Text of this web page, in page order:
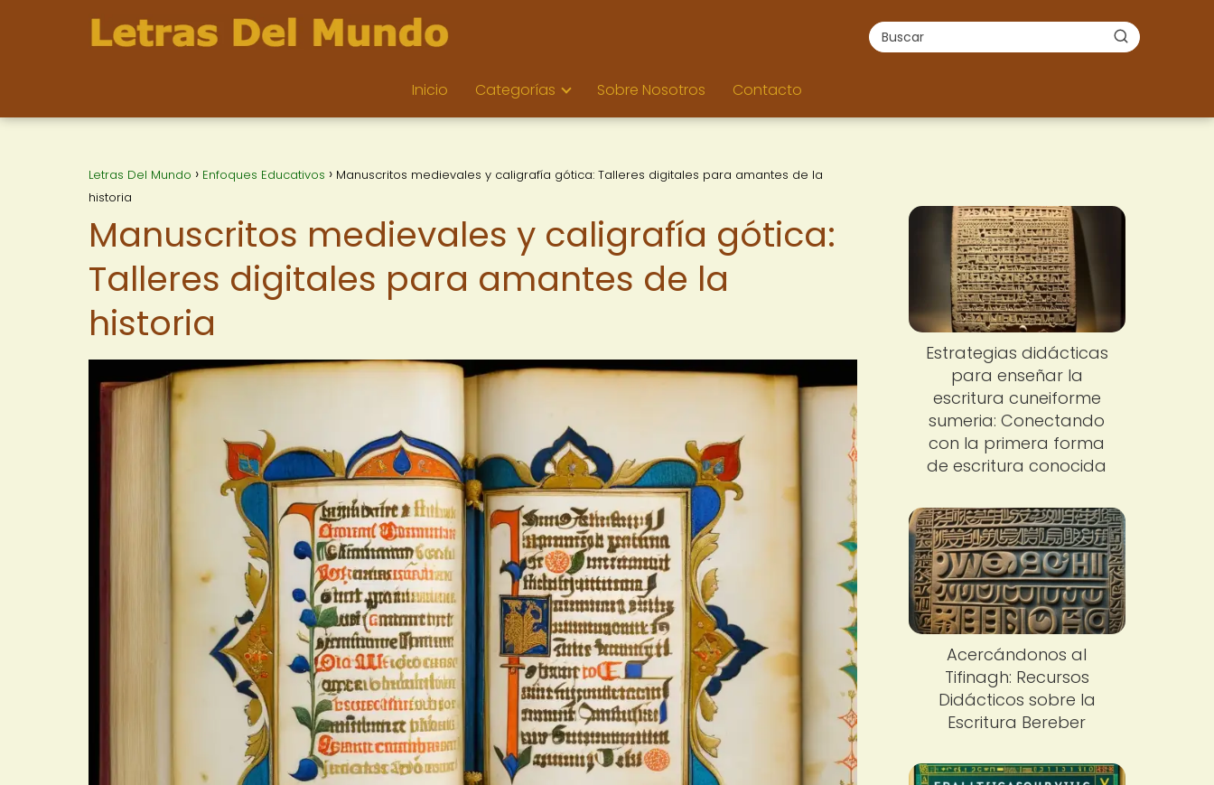
Inicio Categorías Sobre Nosotros Contacto
Letras Del Mundo Enfoques Educativos
Manuscritos medievales y caligrafía gótica: Talleres digitales para amantes de la
historia
Manuscritos medievales y caligrafía gótica:
Talleres digitales para amantes de la
historia
Estrategias didácticas
para enseñar la
escritura cuneiforme
sumeria: Conectando
con la primera forma
de escritura conocida
Acercándonos al
Tifinagh: Recursos
Didácticos sobre la
Escritura Bereber